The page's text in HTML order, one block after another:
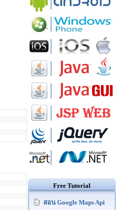
Free Tutorial
สอน Google Maps Api